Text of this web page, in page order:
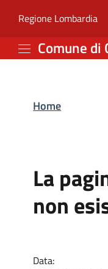
Comune
Regione Lombardia
Comune di
Home
La
non
Data: